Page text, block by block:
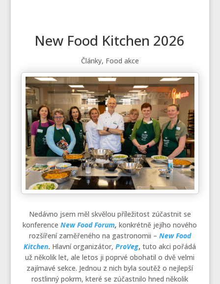
New Food Kitchen 2026
Články, Food akce
Nedávno jsem měl skvělou příležitost zúčastnit se
konferenceNew Food Forum, konkrétně jejího nového
rozšíření zaměřeného na gastronomii – New Food
Kitchen. Hlavní organizátor,ProVeg, tuto akci pořádá
už několik let, ale letos ji poprvé obohatil o dvě velmi
zajímavé sekce. Jednou z nich byla soutěž o nejlepší
rostlinný pokrm, které se zúčastnilo hned několik